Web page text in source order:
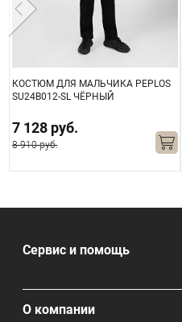
КОСТЮМ ДЛЯ МАЛЬЧИКА PEPLOS
SU24B012-SL ЧЁРНЫЙ
7 128 руб.
8 910 руб.
Сервис и помощь
О компании